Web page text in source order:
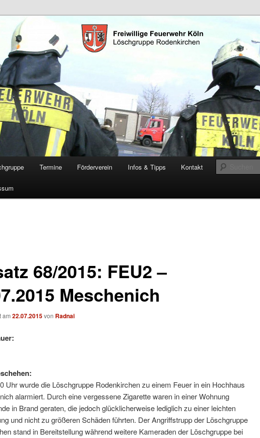
Rodenkirchen
Termine Förderverein Infos & Tipps Kontakt
68/2015: FEU2 –
Meschenich
am 22.07.2015von Radnai
Uhr wurde die Löschgruppe Rodenkirchen zu einem Feuer in ein Hochhaus
alarmiert. Durch eine vergessene Zigarette waren in einer Wohnung
in Brand geraten, die jedoch glücklicherweise lediglich zu einer leichten
und nicht zu größeren Schäden führten. Der Angriffstrupp der Löschgruppe
stand in Bereitstellung während weitere Kameraden der Löschgruppe bei